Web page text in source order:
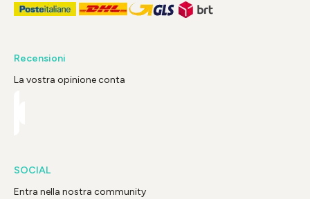
Recensioni
La vostra opinione conta
SOCIAL
Entra nella nostra community